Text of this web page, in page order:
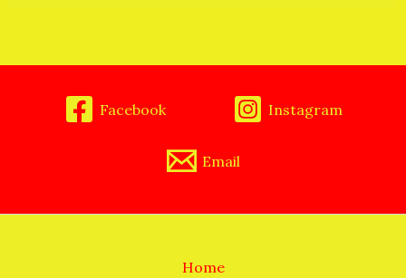
Facebook Instagram
Email
Home